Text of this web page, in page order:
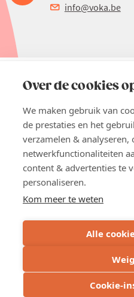
Over de cookies
We maken gebruik van
de prestaties en het
verzamelen & analyseren,
netwerkfunctionaliteiten
content & advertenties te
personaliseren.
Kom meer te weten
Alle
Cookie-
info@voka.be
Algemene
BE